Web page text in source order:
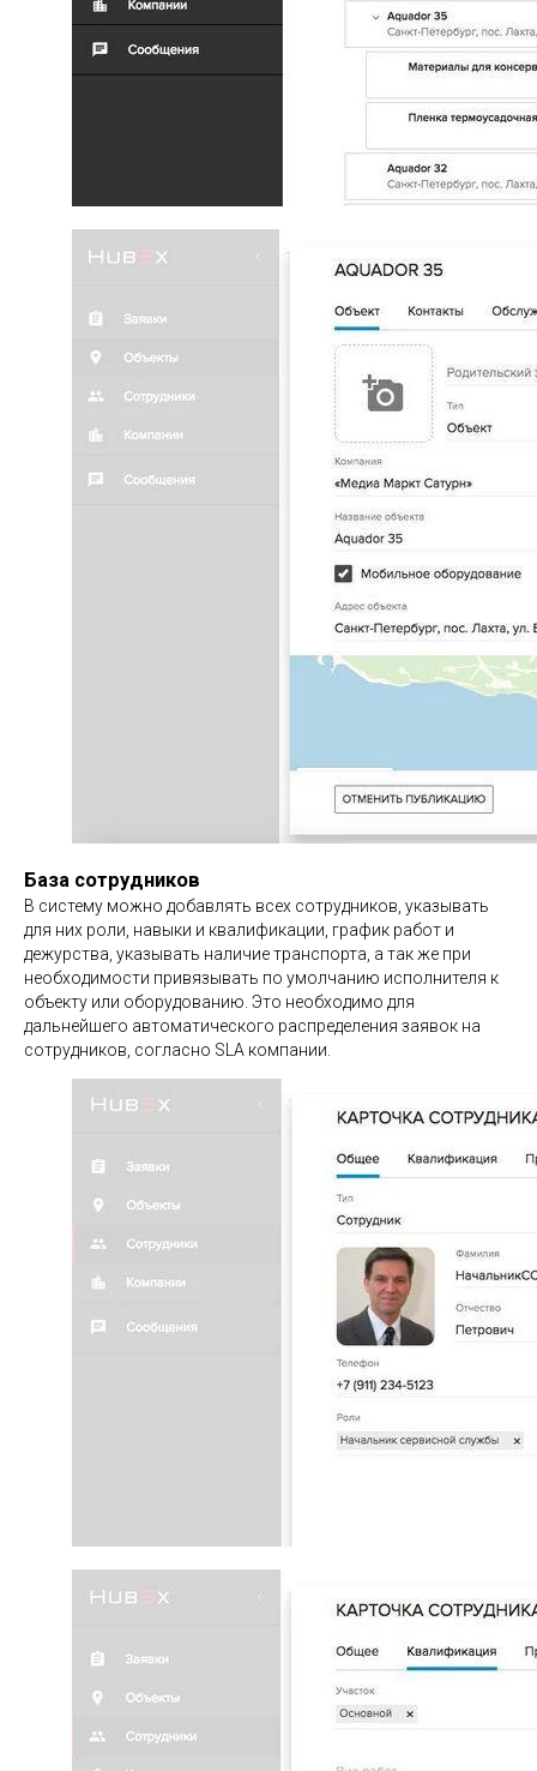
База сотрудников
В систему можно добавлять всех сотрудников, указывать
для них роли, навыки и квалификации, график работ и
дежурства, указывать наличие транспорта, а так же при
необходимости привязывать по умолчанию исполнителя к
объекту или оборудованию. Это необходимо для
дальнейшего автоматического распределения заявок на
сотрудников, согласно SLA компании.